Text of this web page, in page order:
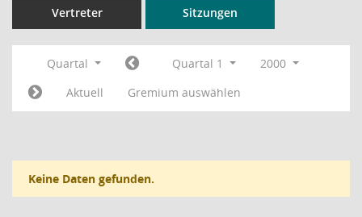
Vertreter Sitzungen
Quartal Quartal 1
2000
Aktuell
Gremium auswählen
Keine Daten gefunden.